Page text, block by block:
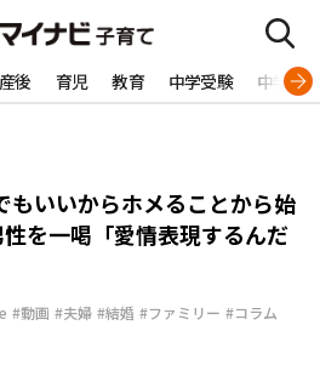
後 育児 教育 中学受験 中学生
もいいからホメることから始
を一喝「愛情表現するんだ
#動画 #夫婦 #結婚 #ファミリー #コラム